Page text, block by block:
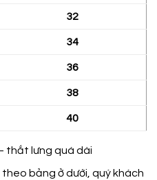
32
34
36
38
40
thắt lưng quá dài
bảng ở dưới, quý khách